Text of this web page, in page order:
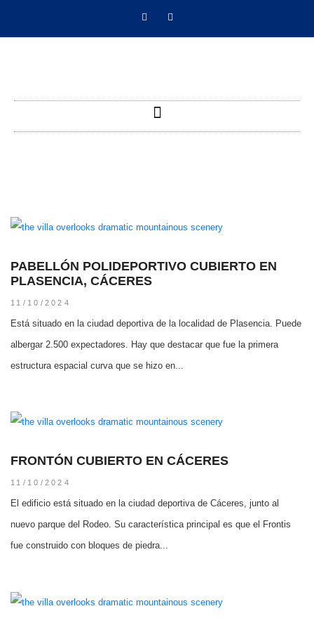
PABELLÓN POLIDEPORTIVO CUBIERTO EN
PLASENCIA, CÁCERES
11/10/2024
Está situado en la ciudad deportiva de la localidad de Plasencia. Puede
albergar 2.500 expectadores. Hay que destacar que fue la primera
estructura espacial curva que se hizo en...
FRONTÓN CUBIERTO EN CÁCERES
11/10/2024
El edificio está situado en la ciudad deportiva de Cáceres, junto al
nuevo parque del Rodeo. Su característica principal es que el Frontis
fue construido con bloques de piedra...